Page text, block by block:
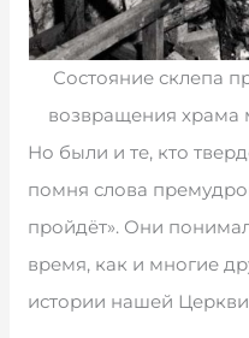
Состояние склепа
возвращения храма
Но были и те, кто
помня слова
пройдёт». Они
время, как и многие
истории нашей